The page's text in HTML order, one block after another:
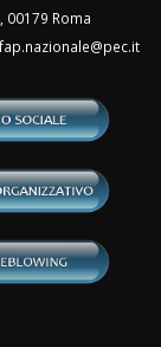
00179 Roma